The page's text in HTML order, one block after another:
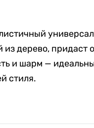
из дерево, придаст
и шарм —
стиля.